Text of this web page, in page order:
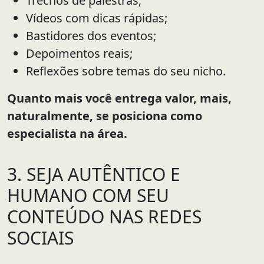
Vídeos com dicas rápidas;
Bastidores dos eventos;
Depoimentos reais;
Reflexões sobre temas do seu nicho.
Quanto mais você entrega valor, mais,
naturalmente, se posiciona como
especialista na área.
3. SEJA AUTÊNTICO E
HUMANO COM SEU
CONTEÚDO NAS REDES
SOCIAIS